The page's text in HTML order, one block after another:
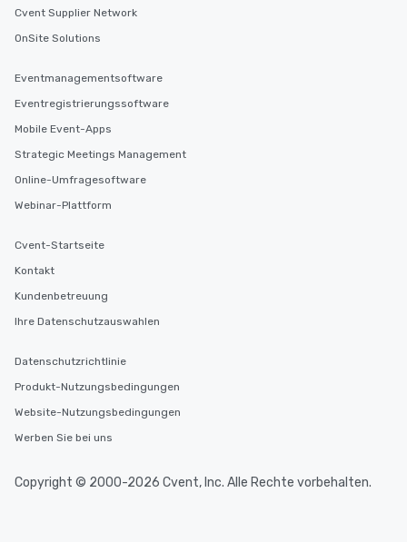
Cvent Supplier Network
OnSite Solutions
Eventmanagementsoftware
Eventregistrierungssoftware
Mobile Event-Apps
Strategic Meetings Management
Online-Umfragesoftware
Webinar-Plattform
Cvent-Startseite
Kontakt
Kundenbetreuung
Ihre Datenschutzauswahlen
Datenschutzrichtlinie
Produkt-Nutzungsbedingungen
Website-Nutzungsbedingungen
Werben Sie bei uns
Copyright © 2000-2026 Cvent, Inc. Alle Rechte vorbehalten.